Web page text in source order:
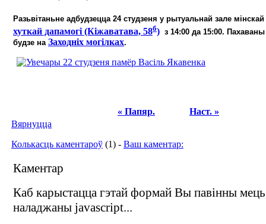
Разьвітаньне адбудзецца 24 студзеня у рытуальнай зале мінскай
хуткай дапамогі (Кіжаватава, 58б) з 14:00 да 15:00. Пахаваны
будзе на Заходніх могілках.
« Папяр.
Наст. »
Вярнуцца
Колькасць каментароў (1) - Ваш каментар:
Каментар
Каб карыстацца гэтай формай Вы павінны мець
наладжаны javascript...